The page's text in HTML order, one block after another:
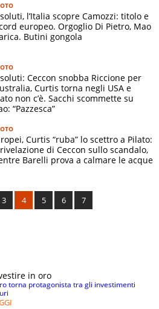
l’Italia scopre Camozzi: titolo e
europeo. Orgoglio Di Pietro, Mao
Butini gongola
Ceccon snobba Riccione per
Curtis torna negli USA e
non c’è. Sacchi scommette su
“Pazzesca”
Curtis “ruba” lo scettro a Pilato:
di Ceccon sullo scandalo,
Barelli prova a calmare le acque
3 4 5 6 7
in oro
torna protagonista tra gli investimenti